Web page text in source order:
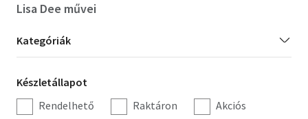
Hobbi, szabadidő
Irodalom
Lisa Dee művei
Kategória
szűrés
Kategóriák
Készletállapot
szűrés
Készletállapot
Rendelhető
Raktáron Akciós